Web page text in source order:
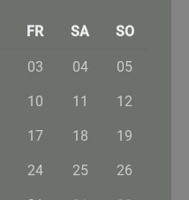
FR SA SO
03 04 05
10 11 12
17 18 19
24 25 26